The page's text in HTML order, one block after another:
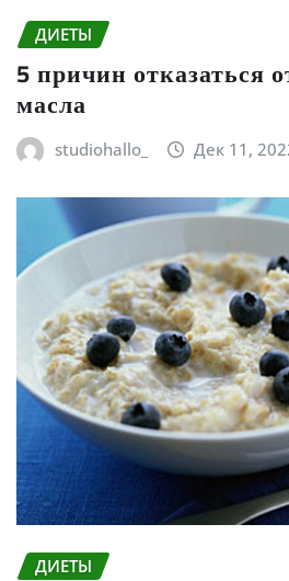
ДИЕТЫ
5 причин отказаться
масла
studiohallo_ Дек 11,
ДИЕТЫ